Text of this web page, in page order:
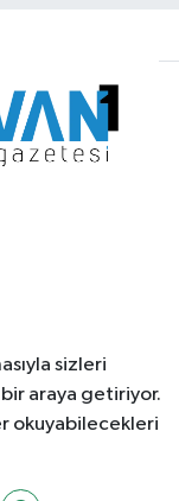
sizleri
araya getiriyor.
okuyabilecekleri